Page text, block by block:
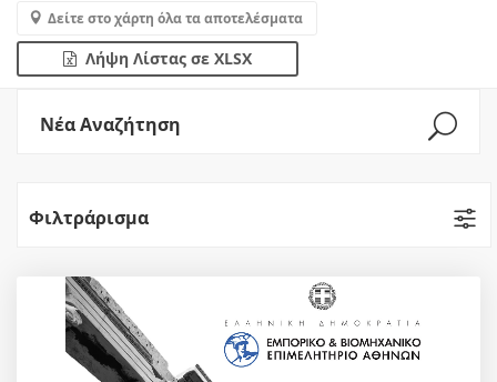
Δείτε στο χάρτη όλα τα αποτελέσματα
Λήψη Λίστας σε XLSX
Νέα Αναζήτηση
Φιλτράρισμα